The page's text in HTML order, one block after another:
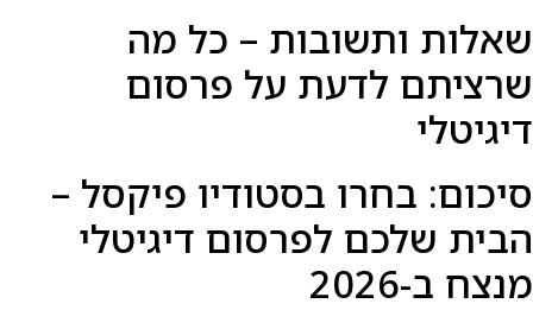
שאלות ותשובות – כל מה
שרציתם לדעת על פרסום
דיגיטלי
סיכום: בחרו בסטודיו פיקסל –
הבית שלכם לפרסום דיגיטלי
מנצח ב-2026